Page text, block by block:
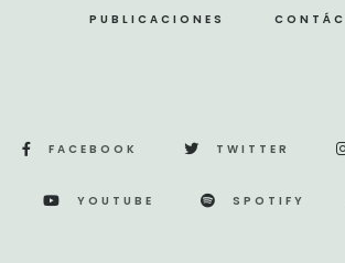
PUBLICACIONES
FACEBOOK TWITTER
YOUTUBE SPOTIFY